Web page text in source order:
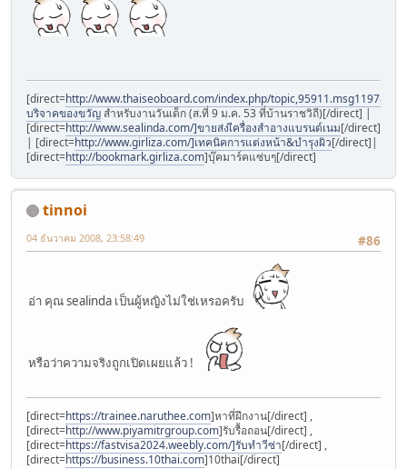
[direct=http://www.thaiseoboard.com/index.php/
บริจาคของขวัญ สำหรับงานวันเด็ก (ส.ที่ 9 ม.ค. 53 ที่บ้านราชวิถี)[/direct] |
[direct=http://www.sealinda.com/]ขายส่งเีครื่องสำอางแบรนด์เนม[/direct]
| [direct=http://www.girliza.com/]เทคนิคการแต่งหน้า&บำรุงผิว[/direct]|
[direct=http://bookmark.girliza.com]บุ๊คมาร์คแซ่บๆ[/direct]
tinnoi
#86
04 ธันวาคม 2008, 23:58:49
อ่า คุณ sealinda เป็นผู้หญิงไม่ใช่เหรอครับ
หรือว่าความจริงถูกเปิดเผยแล้ว !
[direct=https://trainee.naruthee.com]หาที่ฝึกงาน[/direct] ,
[direct=http://www.piyamitrgroup.com]รับรื้อถอน[/direct] ,
[direct=https://fastvisa2024.weebly.com/]รับทำวีซ่า[/direct] ,
[direct=https://business.10thai.com]10thai[/direct]